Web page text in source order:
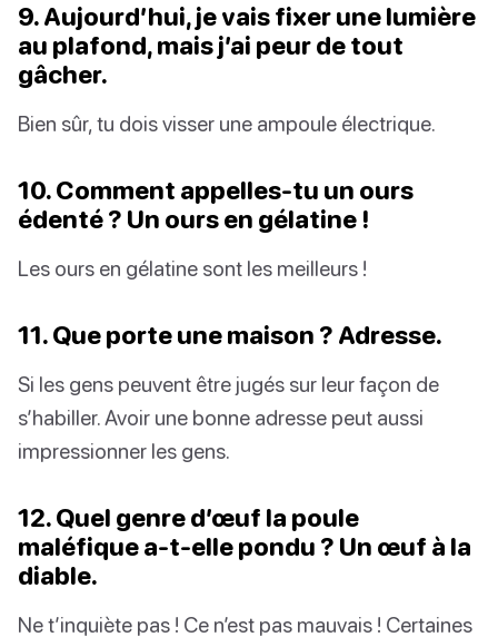
9. Aujourd’hui, je vais fixer une lumière
au plafond, mais j’ai peur de tout
gâcher.
Bien sûr, tu dois visser une ampoule électrique.
10. Comment appelles-tu un ours
édenté ? Un ours en gélatine !
Les ours en gélatine sont les meilleurs !
11. Que porte une maison ? Adresse.
Si les gens peuvent être jugés sur leur façon de
s’habiller. Avoir une bonne adresse peut aussi
impressionner les gens.
12. Quel genre d’œuf la poule
maléfique a-t-elle pondu ? Un œuf à la
diable.
Ne t’inquiète pas ! Ce n’est pas mauvais ! Certaines